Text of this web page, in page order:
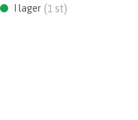
I lager (1 st)